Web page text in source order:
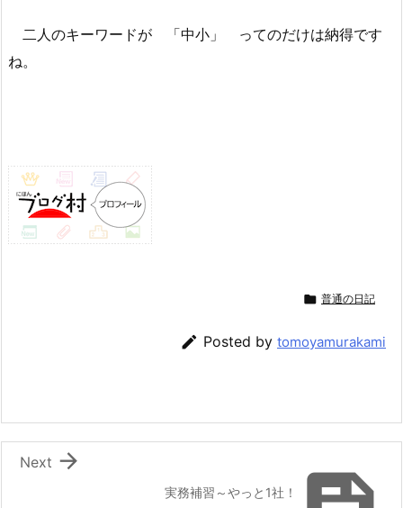
二人のキーワードが 「中小」 ってのだけは納得です
ね。
 普通の日記
 Posted by tomoyamurakami
実務補習～やっと1社！

Next